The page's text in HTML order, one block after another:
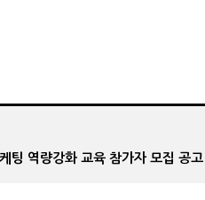
역량강화 교육 참가자 모집 공고